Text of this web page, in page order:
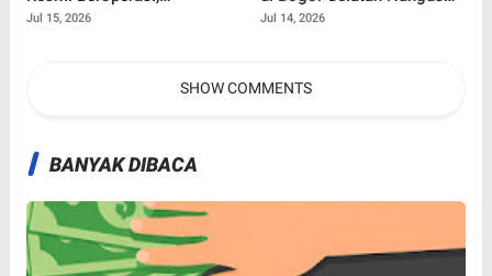
Commuter Line SF12 Siap
Jul 15, 2026
Terbakar, Warga Diminta
Jul 14, 2026
SHOW COMMENTS
BANYAK DIBACA